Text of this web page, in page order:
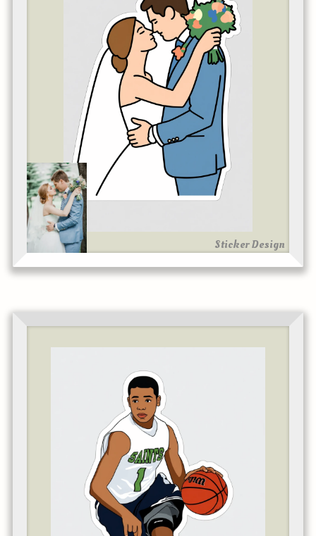
Sticker Design